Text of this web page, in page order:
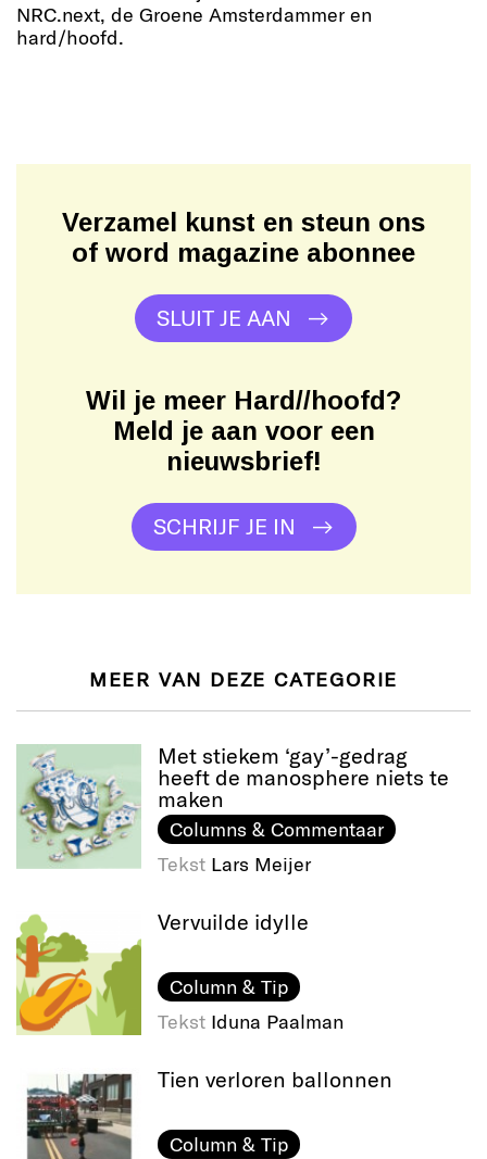
NRC.next, de Groene Amsterdammer en
hard/hoofd.
Verzamel kunst en steun ons
of word magazine abonnee
SLUIT JE AAN
Wil je meer Hard//hoofd?
Meld je aan voor een
nieuwsbrief!
SCHRIJF JE IN
MEER VAN DEZE CATEGORIE
Met stiekem ‘gay’-gedrag
heeft de manosphere niets te
maken
Columns & Commentaar
Tekst Lars Meijer
Vervuilde idylle
Column & Tip
Tekst Iduna Paalman
Tien verloren ballonnen
Column & Tip